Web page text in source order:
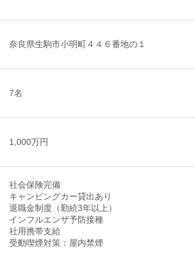
奈良県生駒市小明町４４６番地の１
7名
1,000万円
社会保険完備
キャンピングカー貸出あり
退職金制度（勤続3年以上）
インフルエンザ予防接種
社用携帯支給
受動喫煙対策：屋内禁煙